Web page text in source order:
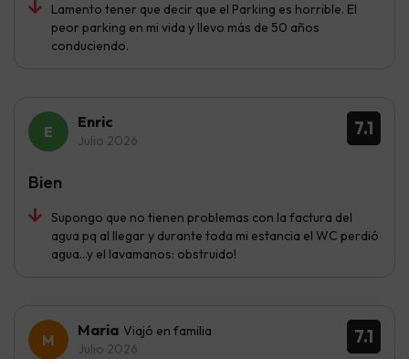
Lamento tener que decir que el Parking es horrible. El
peor parking en mi vida y llevo más de 50 años
conduciendo.
7.1
Enric
Julio 2026
Supongo que no tienen problemas con la factura del
agua pq al llegar y durante toda mi estancia el WC perdió
agua...y el lavamanos: obstruido!
Bien
7.1
Maria Viajó en familia
Julio 2026